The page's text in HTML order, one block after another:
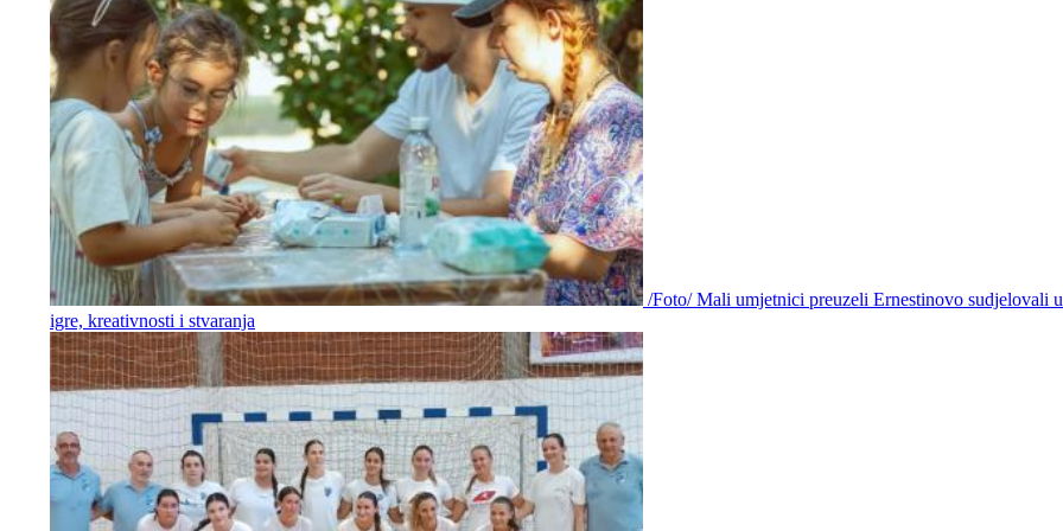
/Foto/ Mali umjetnici preuzeli Ernestinovo sudjelovali
igre, kreativnosti i stvaranja